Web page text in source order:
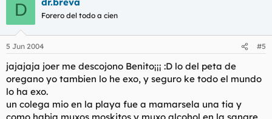
D Forero del todo a cien
5 Jun 2004 #5
jajajaja joer me descojono Benito¡¡¡ :D lo del peta de
oregano yo tambien lo he exo, y seguro ke todo el mundo
lo ha exo.
un colega mio en la playa fue a mamarsela una tia y